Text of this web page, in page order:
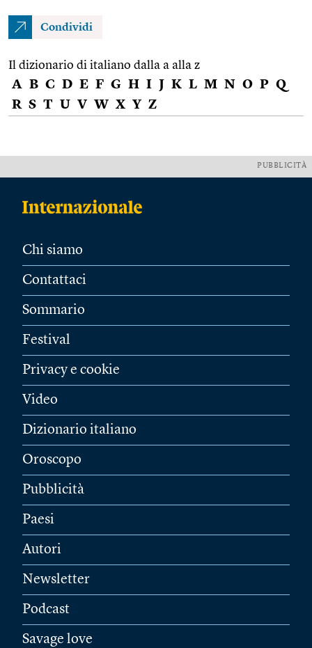
Condividi
Il dizionario di italiano dalla a alla z
A B C D E F G H I J K L M N O P Q
R S T U V W X Y Z
PUBBLICITÀ
Chi siamo
Contattaci
Sommario
Festival
Privacy e cookie
Video
Dizionario italiano
Oroscopo
Pubblicità
Paesi
Autori
Newsletter
Podcast
Savage love